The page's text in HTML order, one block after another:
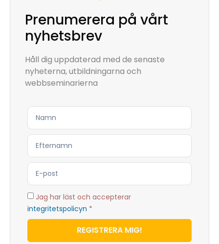
Prenumerera på vårt
nyhetsbrev
Håll dig uppdaterad med de senaste
nyheterna, utbildningarna och
webbseminarierna
Jag har läst och accepterar
integritetspolicyn *
REGISTRERA MIG!